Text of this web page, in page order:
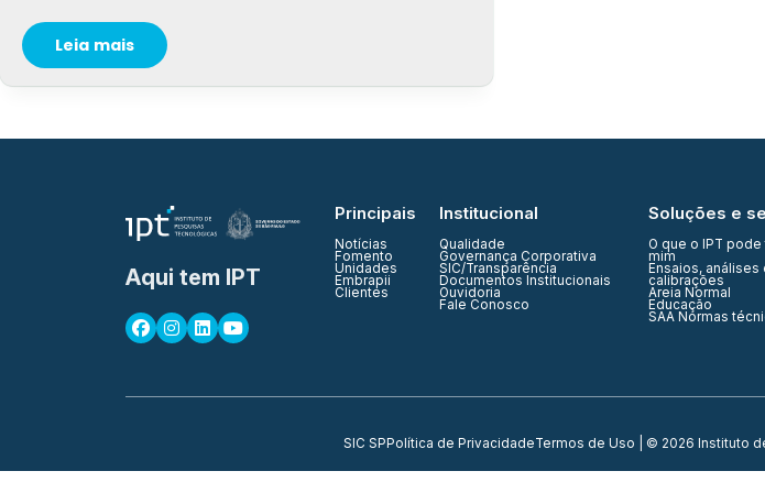
Leia mais
Aqui tem IPT
Principais
Notícias
Fomento
Unidades
Embrapii
Clientes
Institucional
Qualidade
Governança Corporativa
SIC/Transparência
Documentos Institucionais
Ouvidoria
Fale Conosco
Soluções e
O que o IPT
mim
Ensaios, análises
calibrações
Areia Normal
Educação
SAA Normas
SIC SPPolítica de PrivacidadeTermos de Uso | © 2026 Instituto